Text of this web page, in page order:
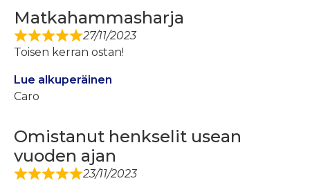
Matkahammasharja
27/11/2023
Toisen kerran ostan!
Lue alkuperäinen
Caro
Omistanut henkselit usean
vuoden ajan
23/11/2023